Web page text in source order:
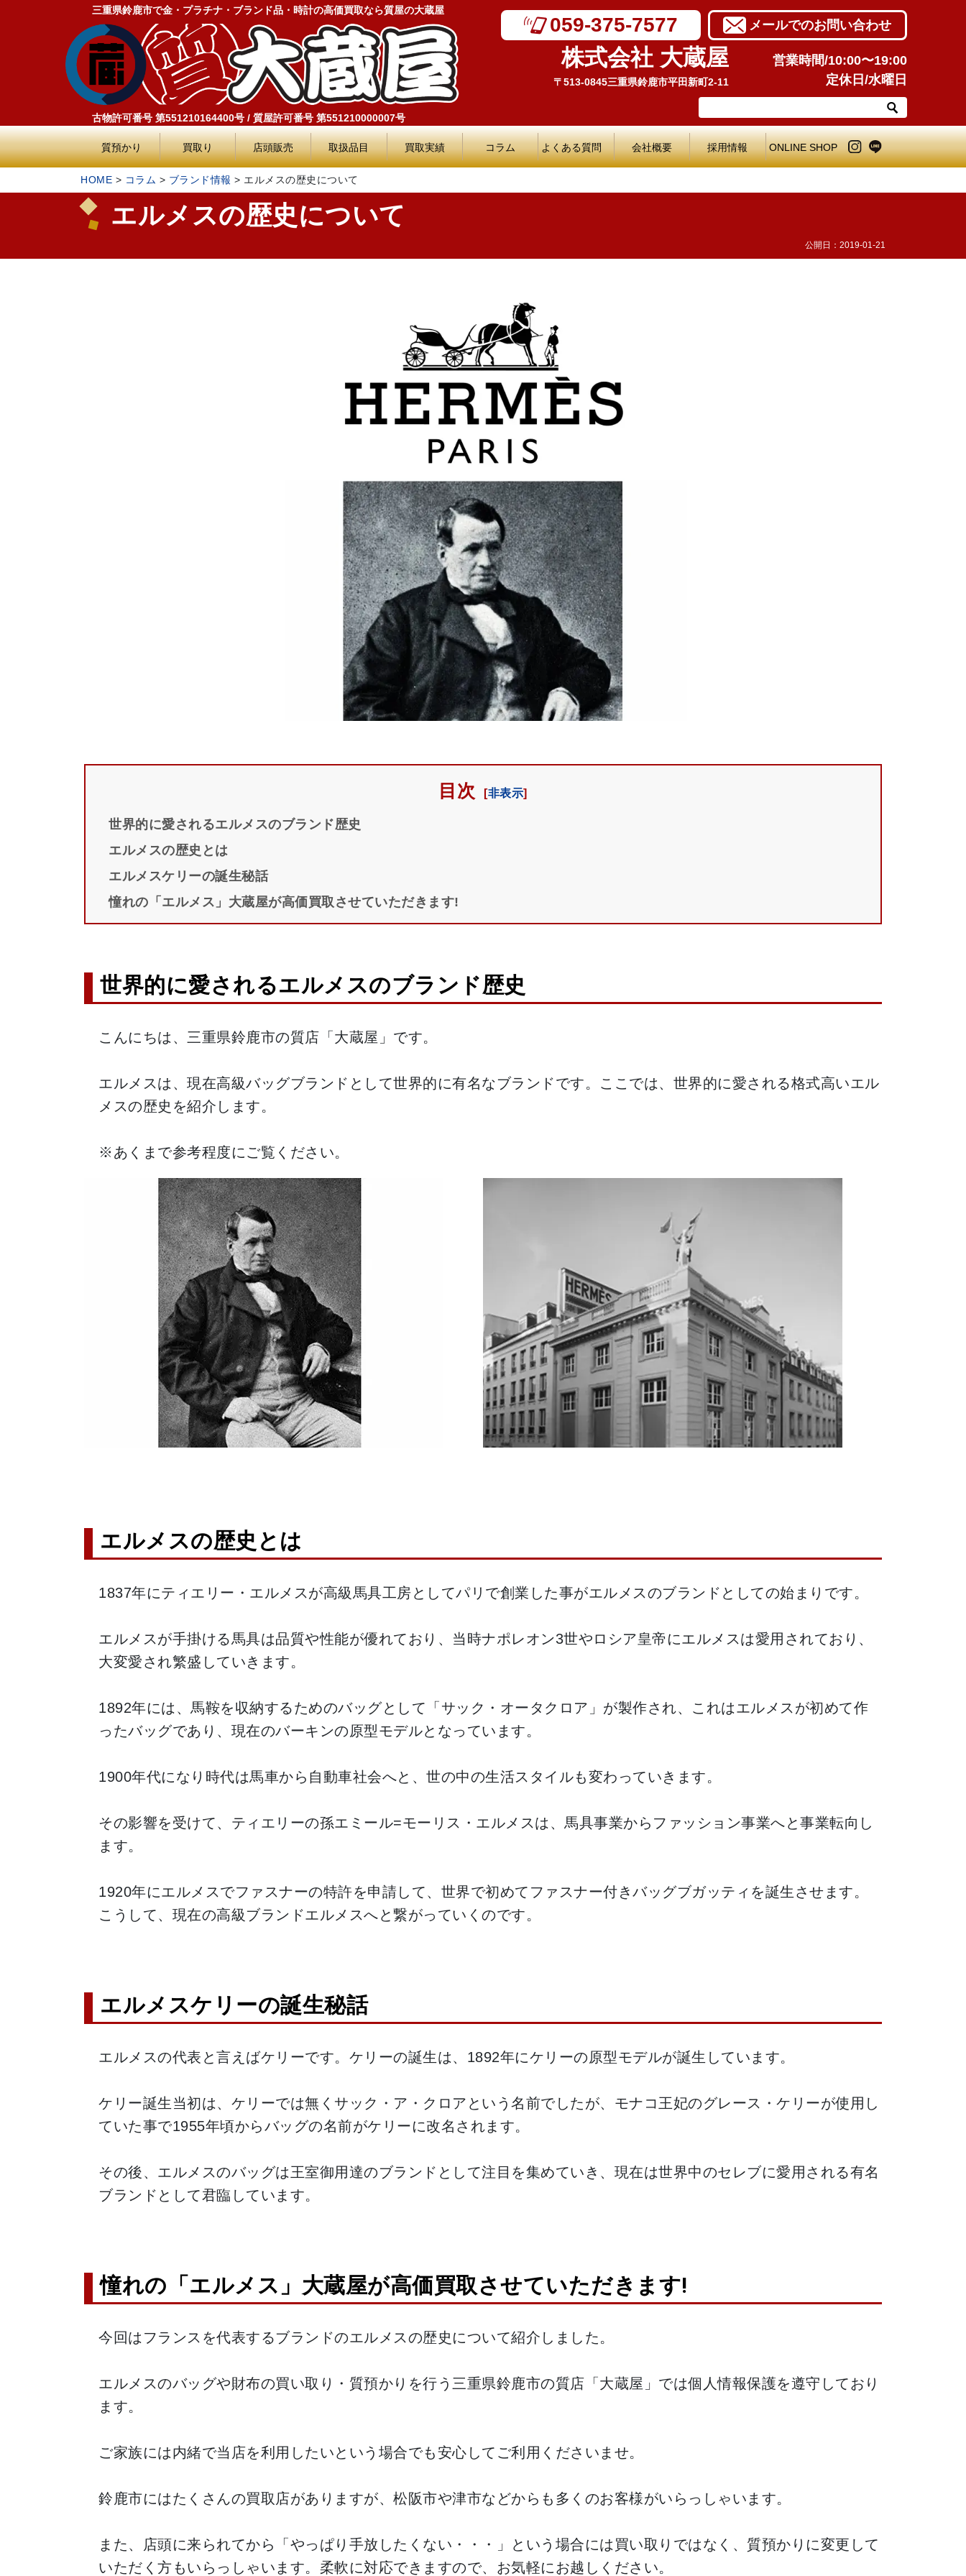
三重県鈴鹿市で金・プラチナ・ブランド品・時計の高価買取なら質屋の大蔵屋
古物許可番号 第551210164400号 / 質屋許可番号 第551210000007号
059-375-7577 メールでのお問い合わせ
株式会社 大蔵屋
〒513-0845三重県鈴鹿市平田新町2-11
営業時間/10:00〜19:00
定休日/水曜日
質預かり 買取り 店頭販売 取扱品目 買取実績 コラム よくある質問 会社概要 採用情報 ONLINE SHOP
HOME > コラム > ブランド情報 > エルメスの歴史について
エルメスの歴史について
公開日： 2019-01-21
目次
世界的に愛されるエルメスのブランド歴史
エルメスの歴史とは
エルメスケリーの誕生秘話
憧れの「エルメス」大蔵屋が高価買取させていただきます!
世界的に愛されるエルメスのブランド歴史
こんにちは、三重県鈴鹿市の質店「大蔵屋」です。
エルメスは、現在高級バッグブランドとして世界的に有名なブランドです。ここでは、世界的に愛される格式高いエル
メスの歴史を紹介します。
※あくまで参考程度にご覧ください。
エルメスの歴史とは
1837年にティエリー・エルメスが高級馬具工房としてパリで創業した事がエルメスのブランドとしての始まりです。
エルメスが手掛ける馬具は品質や性能が優れており、当時ナポレオン3世やロシア皇帝にエルメスは愛用されており、
大変愛され繁盛していきます。
1892年には、馬鞍を収納するためのバッグとして「サック・オータクロア」が製作され、これはエルメスが初めて作
ったバッグであり、現在のバーキンの原型モデルとなっています。
1900年代になり時代は馬車から自動車社会へと、世の中の生活スタイルも変わっていきます。
その影響を受けて、ティエリーの孫エミール=モーリス・エルメスは、馬具事業からファッション事業へと事業転向し
ます。
1920年にエルメスでファスナーの特許を申請して、世界で初めてファスナー付きバッグブガッティを誕生させます。
こうして、現在の高級ブランドエルメスへと繋がっていくのです。
エルメスケリーの誕生秘話
エルメスの代表と言えばケリーです。ケリーの誕生は、1892年にケリーの原型モデルが誕生しています。
ケリー誕生当初は、ケリーでは無くサック・ア・クロアという名前でしたが、モナコ王妃のグレース・ケリーが使用し
ていた事で1955年頃からバッグの名前がケリーに改名されます。
その後、エルメスのバッグは王室御用達のブランドとして注目を集めていき、現在は世界中のセレブに愛用される有名
ブランドとして君臨しています。
憧れの「エルメス」大蔵屋が高価買取させていただきます!
今回はフランスを代表するブランドのエルメスの歴史について紹介しました。
エルメスのバッグや財布の買い取り・質預かりを行う三重県鈴鹿市の質店「大蔵屋」では個人情報保護を遵守しており
ます。
ご家族には内緒で当店を利用したいという場合でも安心してご利用くださいませ。
鈴鹿市にはたくさんの買取店がありますが、松阪市や津市などからも多くのお客様がいらっしゃいます。
また、店頭に来られてから「やっぱり手放したくない・・・」という場合には買い取りではなく、質預かりに変更して
いただく方もいらっしゃいます。柔軟に対応できますので、お気軽にお越しください。